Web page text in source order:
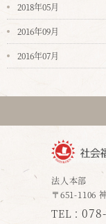
2018年05月
2016年09月
2016年07月
法人本部
〒651-1106
TEL：